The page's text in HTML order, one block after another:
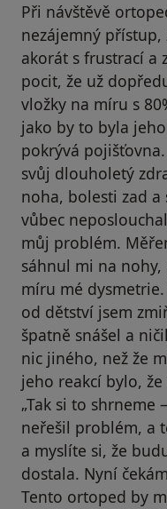
Při návštěvě
nezájemný přístup,
akorát s frustrací a
pocit, že už
vložky na míru s
jako by to byla
pokrývá
svůj dlouholetý
noha, bolesti zad a
vůbec
můj problém.
sáhnul mi na
míru mé
od dětství jsem
špatně snášel a
nic jiného, než že
jeho reakcí bylo,
„Tak si to shrneme
neřešil problém, a
a myslíte si, že
dostala. Nyní
Tento ortoped by